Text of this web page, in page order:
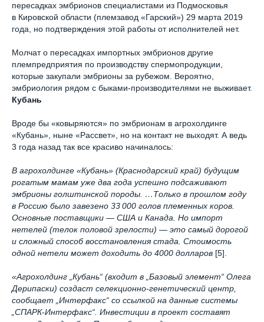
пересадках эмбрионов специалистами из Подмосковья
в Кировской области (племзавод «Гарский») 29 марта 2019
года, но подтверждения этой работы от исполнителей нет.
Молчат о пересадках импортных эмбрионов другие
племпредприятия по производству спермопродукции,
которые закупали эмбрионы за рубежом. Вероятно,
эмбриология рядом с быками-производителями не выживает.
Кубань
Вроде бы «ковыряются» по эмбрионам в агрохолдинге
«Кубань», ныне «Рассвет», но на контакт не выходят. А ведь
3 года назад так все красиво начиналось:
В агрохолдинге «Кубань» (Краснодарский край) будущим
рогатым мамам уже два года успешно подсаживают
эмбрионы голштинской породы. …Только в прошлом году
в Россию было завезено 33 000 голов племенных коров.
Основные поставщики — США и Канада. Но импорт
нетелей (телок половой зрелости) — это самый дорогой
и сложный способ восстановления стада. Стоимость
одной нетели может доходить до 4000 долларов [5].
«Агрохолдинг „Кубань“ (входит в „Базовый элемент“ Олега
Дерипаски) создаст селекционно-генетический центр,
сообщает „Интерфакс“ со ссылкой на данные системы
„СПАРК-Интерфакс“. Инвестиции в проект составят